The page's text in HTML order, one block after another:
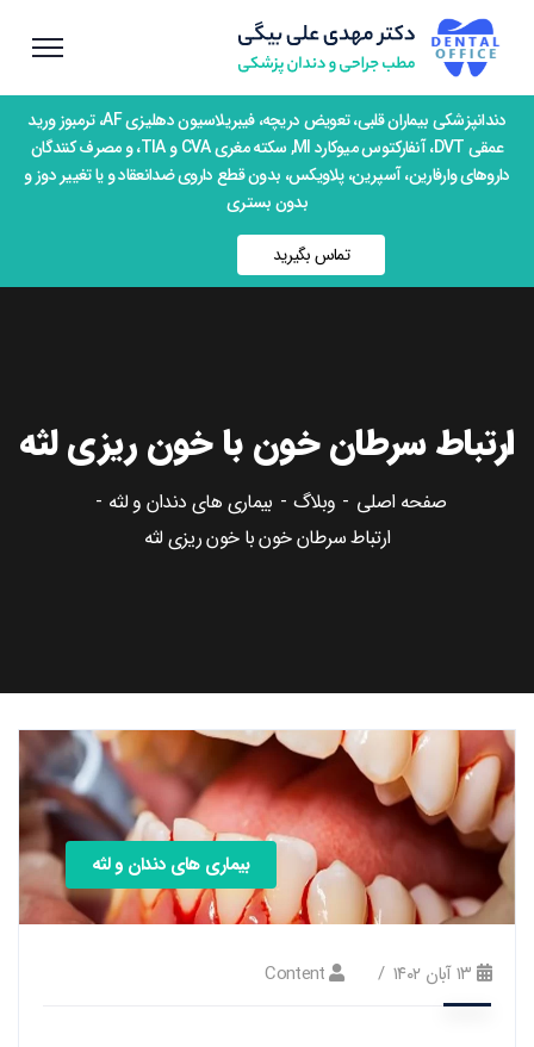
دندانپزشکی بیماران قلبی، تعویض دریچه، فیبریلاسیون دهلیزی AF، ترمبوز ورید
عمقی DVT، آنفارکتوس میوکارد MI, سکته مغری CVA و TIA، و مصرف کنندگان
داروهای وارفارین، آسپرین، پلاویکس، بدون قطع داروی ضدانعقاد و یا تغییر دوز و
بدون بستری
تماس بگیرید
ارتباط سرطان خون با خون ریزی لثه
صفحه اصلی وبلاگ
بیماری های دندان و لثه
ارتباط سرطان خون با خون ریزی لثه
بیماری های دندان و لثه
۱۳ آبان ۱۴۰۲ Content